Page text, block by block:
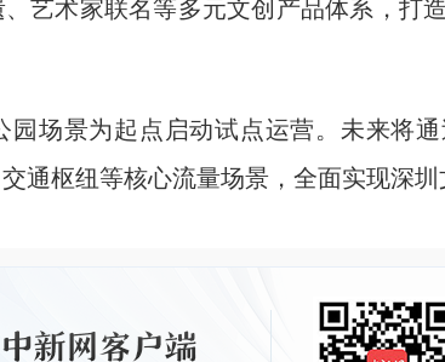
艺术家联名等多元文创产品体系，打
场景为起点启动试点运营。未来将通
通枢纽等核心流量场景，全面实现深圳